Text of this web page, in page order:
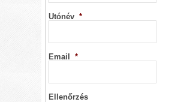
Utónév *
Email *
Ellenőrzés